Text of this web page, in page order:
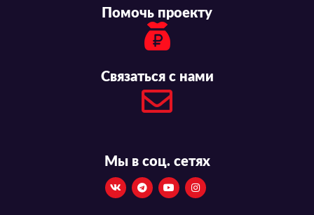
Помочь проекту
Связаться с нами
Мы в соц. сетях